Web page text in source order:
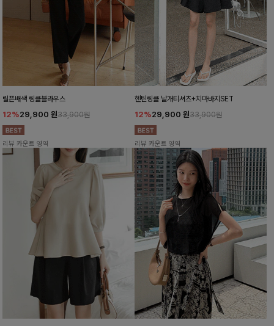
릴픈배색 링클블라우스
12%29,900 원33,900원
리뷰 카운트 영역
헨틴링클 날개티셔츠+치마바지SET
12%29,900 원33,900원
리뷰 카운트 영역